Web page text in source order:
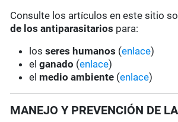
Consulte los artículos en este sitio
de los antiparasitarios para:
losseres humanos (enlace)
elganado (enlace)
el medio ambiente (enlace)
MANEJO Y PREVENCIÓN DE